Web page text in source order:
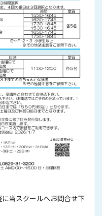
当スクールへお問合せ下